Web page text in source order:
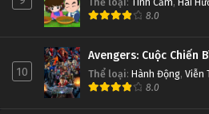
8.0
10
Avengers: Cuộc Chiến
Thể loại: Hành Động, Viễn
8.0